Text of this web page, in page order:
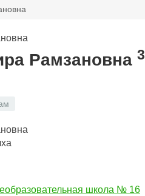
Рамзановна 3
школа № 16